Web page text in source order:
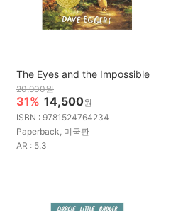
The Eyes and the Impossible
20,900원
31% 14,500원
ISBN : 9781524764234
Paperback, 미국판
AR : 5.3